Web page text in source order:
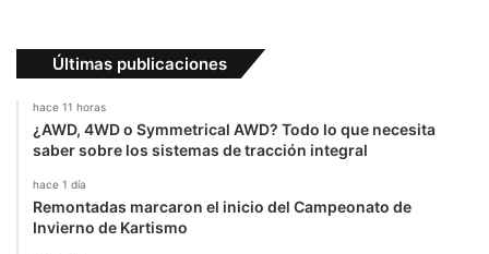
Últimas publicaciones
hace 11 horas
¿AWD, 4WD o Symmetrical AWD? Todo lo que necesita
saber sobre los sistemas de tracción integral
hace 1 día
Remontadas marcaron el inicio del Campeonato de
Invierno de Kartismo